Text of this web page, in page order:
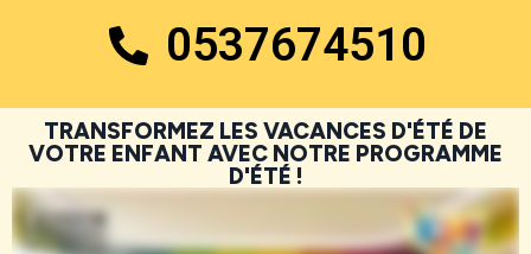
0537674510
TRANSFORMEZ LES VACANCES D'ÉTÉ DE
VOTRE ENFANT AVEC NOTRE PROGRAMME
D'ÉTÉ !